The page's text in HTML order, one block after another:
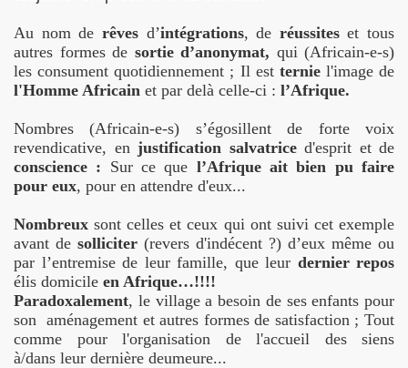
Au nom de rêves d’intégrations, de réussites et tous
autres formes de sortie d’anonymat, qui (Africain-e-s)
les consument quotidiennement ; Il est terniel'image de
l'Homme Africain et par delà celle-ci : l’Afrique.
Nombres (Africain-e-s) s’égosillent de forte voix
revendicative, en justification salvatriced'esprit et de
conscience : Sur ce que l’Afrique ait bien pu faire
pour eux, pour en attendre d'eux...
Nombreux sont celles et ceux qui ont suivi cet exemple
avant de solliciter (revers d'indécent ?) d’eux même ou
par l’entremise de leur famille, que leur dernier repos
élis domicile en Afrique…!!!!
Paradoxalement, le village a besoin de ses enfants pour
son aménagement et autres formes de satisfaction ; Tout
comme pour l'organisation de l'accueil des siens
à/dans leur dernière deumeure...